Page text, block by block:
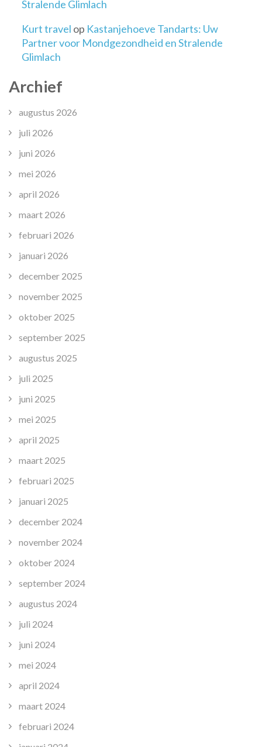
Stralende Glimlach
Kurt travel op Kastanjehoeve Tandarts: Uw
Partner voor Mondgezondheid en Stralende
Glimlach
Archief
augustus 2026
juli 2026
juni 2026
mei 2026
april 2026
maart 2026
februari 2026
januari 2026
december 2025
november 2025
oktober 2025
september 2025
augustus 2025
juli 2025
juni 2025
mei 2025
april 2025
maart 2025
februari 2025
januari 2025
december 2024
november 2024
oktober 2024
september 2024
augustus 2024
juli 2024
juni 2024
mei 2024
april 2024
maart 2024
februari 2024